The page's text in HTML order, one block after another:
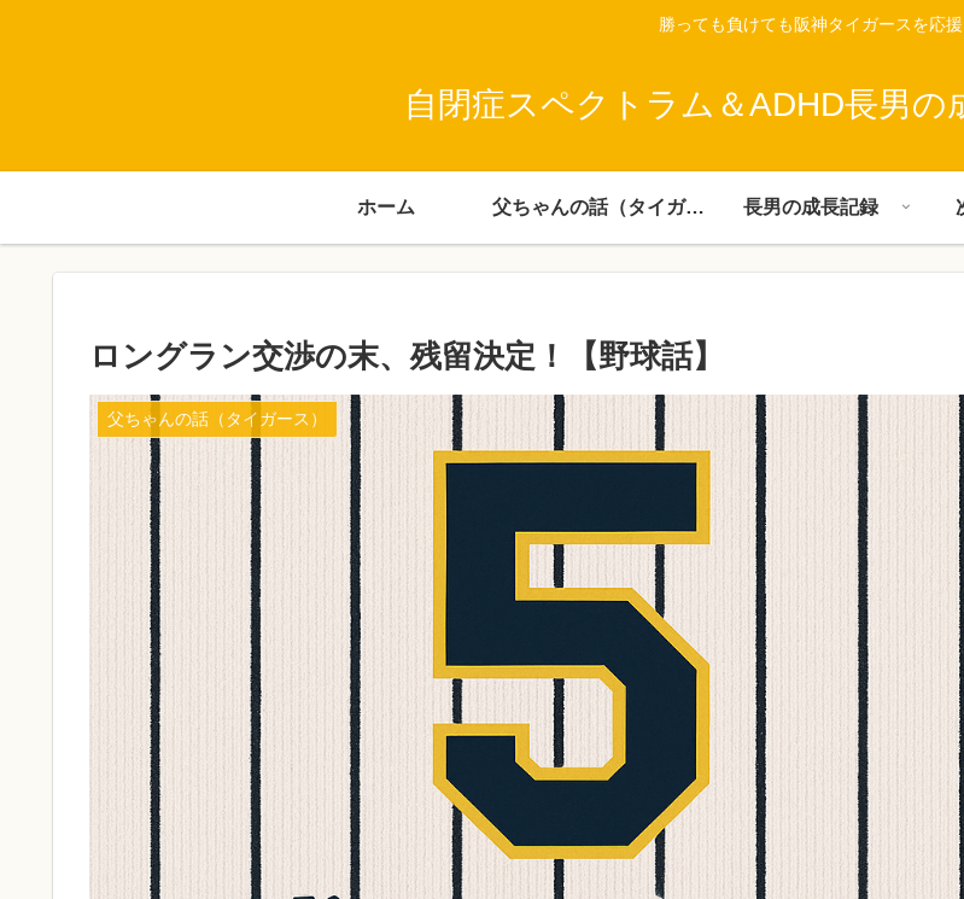
勝っても負けても阪神タイガースを応援
自閉症スペクトラム＆ADHD長男の
ホーム 父ちゃんの話（タイガース） 長男の成長記録
ロングラン交渉の末、残留決定！【野球話】
父ちゃんの話（タイガース）